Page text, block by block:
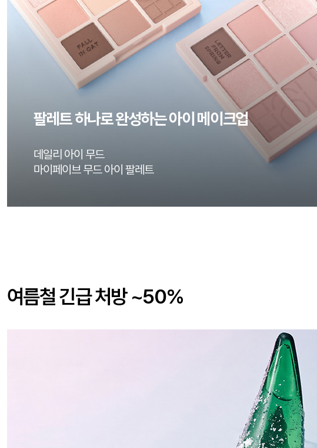
팔레트 하나로 완성하는 아이 메이크업
데일리 아이 무드
마이페이브 무드 아이 팔레트
홀리카홀리카
[피스 6개 담고,8구 케이스 GET!]
마이페이브 피스 아이섀도우/피스밤/젤테일[NEW]
6,000
홀리카홀리카
[피스 6개 담고,8구 케이스 GET!]
마이페이브 피스 컨실러
17% 8,000
5.0 | 리뷰 65건
여름철 긴급 처방 ~50%